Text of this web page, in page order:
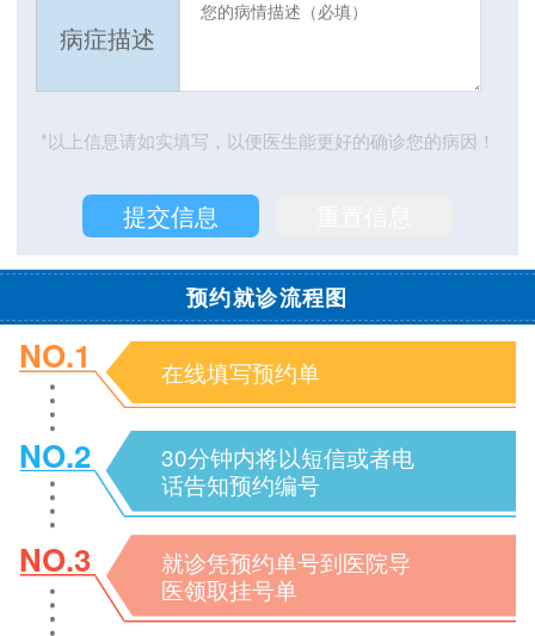
病症描述
*以上信息请如实填写，以便医生能更好的确诊您的病因！
预约就诊流程图
NO.1 在线填写预约单
NO.2
30分钟内将以短信或者电
话告知预约编号
NO.3
就诊凭预约单号到医院导
医领取挂号单